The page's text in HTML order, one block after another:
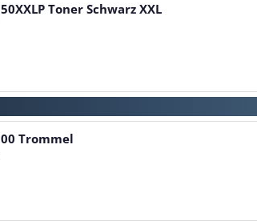
Toner Schwarz XXL
Trommel